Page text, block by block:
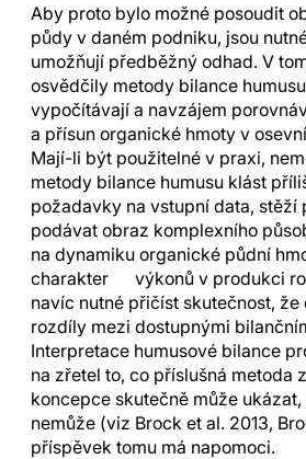
Aby proto bylo možné posoudit
půdy v daném podniku, jsou
umožňují předběžný odhad. V
osvědčily metody bilance
vypočítávají a navzájem
a přísun organické hmoty v
Mají-li být použitelné v praxi,
metody bilance humusu klást
požadavky na vstupní data,
podávat obraz komplexního
na dynamiku organické půdní
charakter výkonů v produkci
navíc nutné přičíst skutečnost,
rozdíly mezi dostupnými
Interpretace humusové bilance
na zřetel to, co příslušná metoda
koncepce skutečně může
nemůže (viz Brock et al. 2013,
příspěvek tomu má napomoci.